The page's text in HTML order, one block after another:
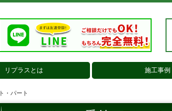
リプラスとは
ッフ紹介
施工事例
・パート